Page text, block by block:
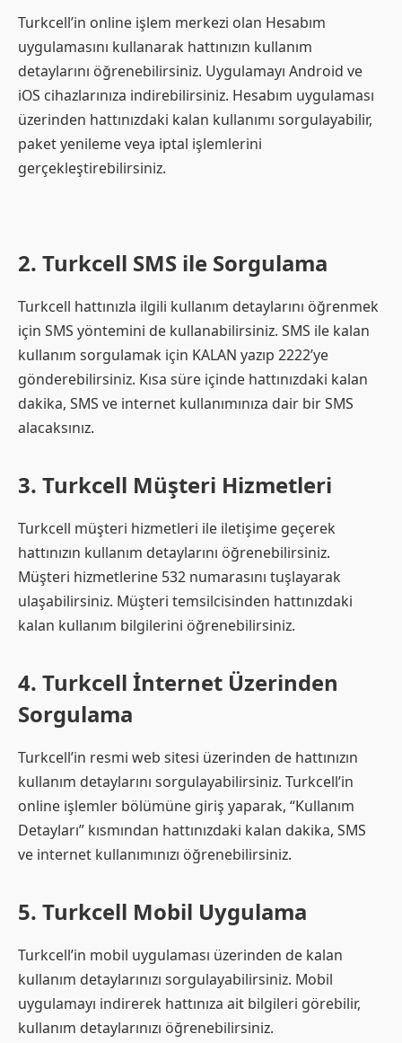
Turkcell’in online işlem merkezi olan Hesabım
uygulamasını kullanarak hattınızın kullanım
detaylarını öğrenebilirsiniz. Uygulamayı Android ve
iOS cihazlarınıza indirebilirsiniz. Hesabım uygulaması
üzerinden hattınızdaki kalan kullanımı sorgulayabilir,
paket yenileme veya iptal işlemlerini
gerçekleştirebilirsiniz.
2. Turkcell SMS ile Sorgulama
Turkcell hattınızla ilgili kullanım detaylarını öğrenmek
için SMS yöntemini de kullanabilirsiniz. SMS ile kalan
kullanım sorgulamak için KALAN yazıp 2222’ye
gönderebilirsiniz. Kısa süre içinde hattınızdaki kalan
dakika, SMS ve internet kullanımınıza dair bir SMS
alacaksınız.
3. Turkcell Müşteri Hizmetleri
Turkcell müşteri hizmetleri ile iletişime geçerek
hattınızın kullanım detaylarını öğrenebilirsiniz.
Müşteri hizmetlerine 532 numarasını tuşlayarak
ulaşabilirsiniz. Müşteri temsilcisinden hattınızdaki
kalan kullanım bilgilerini öğrenebilirsiniz.
4. Turkcell İnternet Üzerinden
Sorgulama
Turkcell’in resmi web sitesi üzerinden de hattınızın
kullanım detaylarını sorgulayabilirsiniz. Turkcell’in
online işlemler bölümüne giriş yaparak, “Kullanım
Detayları” kısmından hattınızdaki kalan dakika, SMS
ve internet kullanımınızı öğrenebilirsiniz.
5. Turkcell Mobil Uygulama
Turkcell’in mobil uygulaması üzerinden de kalan
kullanım detaylarınızı sorgulayabilirsiniz. Mobil
uygulamayı indirerek hattınıza ait bilgileri görebilir,
kullanım detaylarınızı öğrenebilirsiniz.